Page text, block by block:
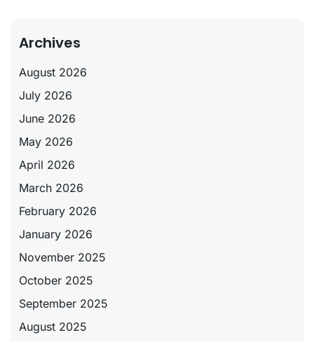
Archives
August 2026
July 2026
June 2026
May 2026
April 2026
March 2026
February 2026
January 2026
November 2025
October 2025
September 2025
August 2025